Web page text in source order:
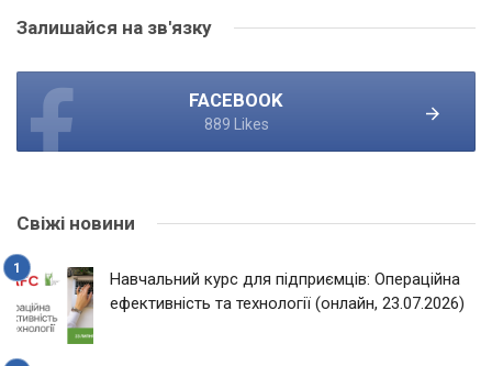
Залишайся на зв'язку
FACEBOOK
889 Likes
Свіжі новини
Навчальний курс для підприємців: Операційна
ефективність та технології (онлайн, 23.07.2026)